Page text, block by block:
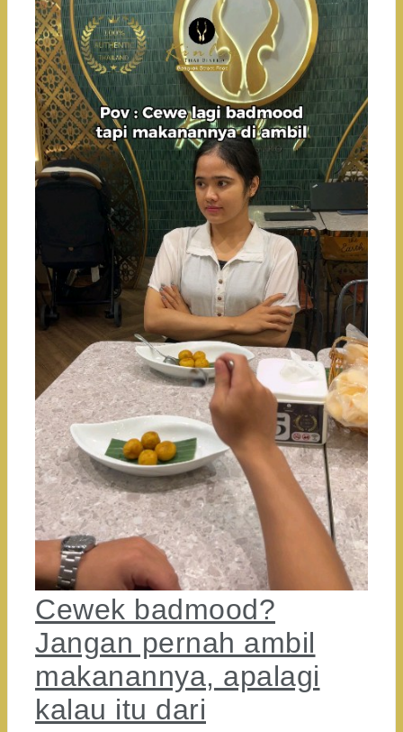
Cewek badmood?
Jangan pernah ambil
makanannya, apalagi
kalau itu dari